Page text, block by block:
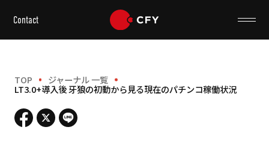
Contact
TOP ジャーナル 一覧
LT3.0+導入後 牙狼の初動から見る現在のパチンコ稼働状況